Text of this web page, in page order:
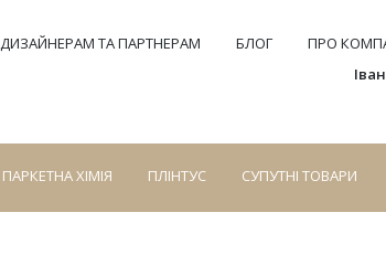
ДИЗАЙНЕРАМ ТА ПАРТНЕРАМ БЛОГ ПРО
ПАРКЕТНА ХІМІЯ ПЛІНТУС СУПУТНІ ТОВАРИ